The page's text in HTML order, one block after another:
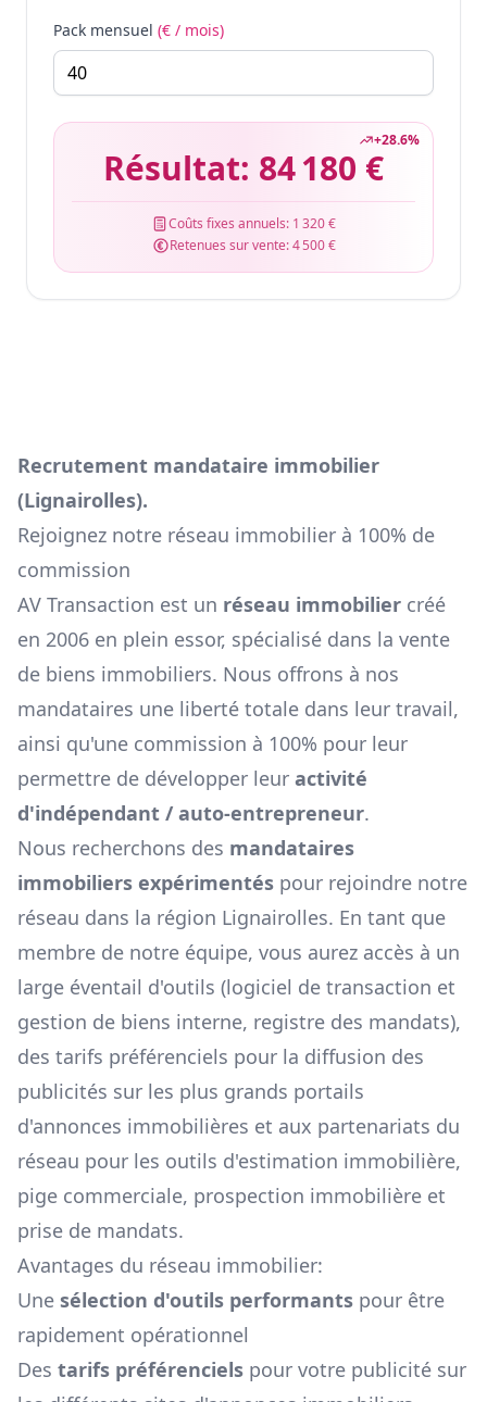
Pack mensuel (€ / mois)
+28.6%
Résultat: 84 180 €
Coûts fixes annuels: 1 320 €
Retenues sur vente:4 500 €
Recrutement mandataire immobilier
(Lignairolles).
Rejoignez notre réseau immobilier à 100% de
commission
AV Transaction est un réseau immobilier créé
en 2006 en plein essor, spécialisé dans la vente
de biens immobiliers. Nous offrons à nos
mandataires une liberté totale dans leur travail,
ainsi qu'une commission à 100% pour leur
permettre de développer leur activité
d'indépendant / auto-entrepreneur.
Nous recherchons des mandataires
immobiliers expérimentés pour rejoindre notre
réseau dans la région Lignairolles. En tant que
membre de notre équipe, vous aurez accès à un
large éventail d'outils (logiciel de transaction et
gestion de biens interne, registre des mandats),
des tarifs préférenciels pour la diffusion des
publicités sur les plus grands portails
d'annonces immobilières et aux partenariats du
réseau pour les outils d'estimation immobilière,
pige commerciale, prospection immobilière et
prise de mandats.
Avantages du réseau immobilier:
Une sélection d'outils performants pour être
rapidement opérationnel
Des tarifs préférenciels pour votre publicité sur